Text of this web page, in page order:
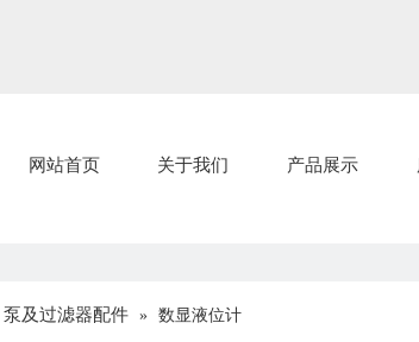
网站首页 关于我们 产品展示
泵及过滤器配件 » 数显液位计